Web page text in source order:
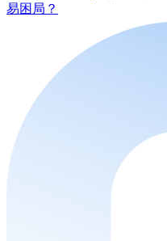
易困局？